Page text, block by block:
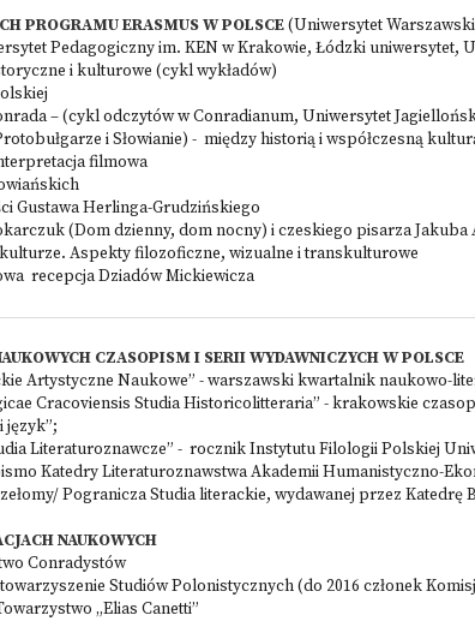
PROGRAMU ERASMUS W POLSCE(Uniwersytet
Pedagogiczny im. KEN w Krakowie, Łódzki uniwersytet,
i kulturowe (cykl wykładów)
– (cykl odczytów w Conradianum, Uniwersytet
i Słowianie) - między historią i współczesną
filmowa
Gustawa Herlinga-Grudzińskiego
(Dom dzienny, dom nocny) i czeskiego pisarza
Aspekty filozoficzne, wizualne i transkulturowe
recepcja Dziadów Mickiewicza
CZASOPISM I SERII WYDAWNICZYCH W POLSCE
Artystyczne Naukowe” - warszawski kwartalnik naukowo-
Cracoviensis Studia Historicolitteraria” - krakowskie
język”;
Literaturoznawcze” - rocznik Instytutu Filologii Polskiej
Katedry Literaturoznawstwa Akademii Humanistyczno-
Pogranicza Studia literackie, wydawanej przez
NAUKOWYCH
Conradystów
Studiów Polonistycznych (do 2016 członek
„Elias Canetti”